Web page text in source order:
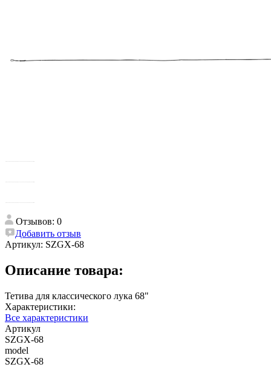
Отзывов: 0
Добавить отзыв
Артикул: SZGX-68
Описание товара:
Тетива для классического лука 68"
Характеристики:
Все характеристики
Артикул
SZGX-68
model
SZGX-68